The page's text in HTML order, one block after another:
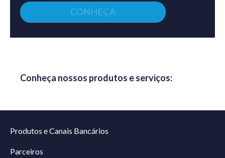
CONHEÇA
Conheça nossos produtos e serviços:
Produtos e Canais Bancários
Parceiros